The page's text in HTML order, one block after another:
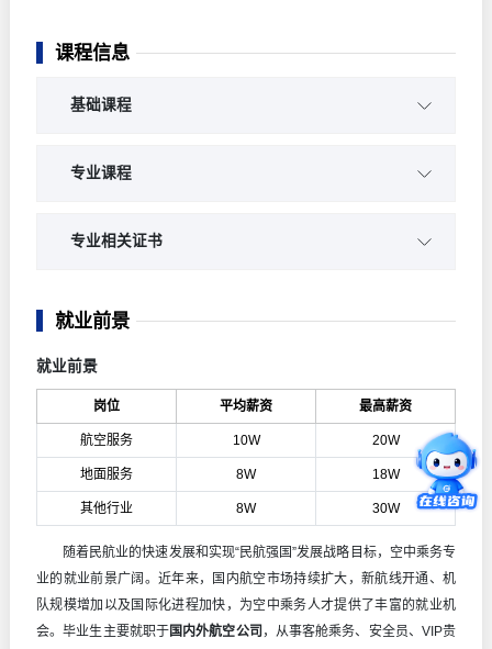
课程信息
基础课程
民航职业形象设计
客舱安全管理与应急处置
专业课程
航空运输地理
民航基础知识
英语口语与视听
专业相关证书
就业前景
就业前景
岗位 平均薪资 最高薪资
航空服务 10W 20W
地面服务 8W 18W
其他行业 8W 30W
随着民航业的快速发展和实现“民航强国”发展战略目标，空中乘务专
业的就业前景广阔。近年来，国内航空市场持续扩大，新航线开通、机
队规模增加以及国际化进程加快，为空中乘务人才提供了丰富的就业机
会。毕业生主要就职于国内外航空公司 ，从事客舱乘务、安全员、VIP贵